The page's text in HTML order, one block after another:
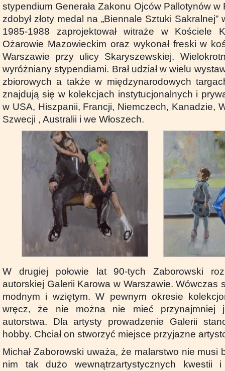
stypendium Generała Zakonu Ojców Pallotynów
zdobył złoty medal na „Biennale Sztuki
1985-1988 zaprojektował witraże w Kościele
Ożarowie Mazowieckim oraz wykonał freski w
Warszawie przy ulicy Skaryszewskiej.
wyróżniany stypendiami. Brał udział w wielu
zbiorowych a także w międzynarodowych
znajdują się w kolekcjach instytucjonalnych i
w USA, Hiszpanii, Francji, Niemczech, Kanadzie,
Szwecji , Australii i we Włoszech.
W drugiej połowie lat 90-tych Zaborowski
autorskiej Galerii Karowa w Warszawie. Wówczas
modnym i wziętym. W pewnym okresie
wręcz, że nie można nie mieć przynajmniej
autorstwa. Dla artysty prowadzenie Galerii
hobby. Chciał on stworzyć miejsce przyjazne
Michał Zaborowski uważa, że malarstwo nie musi
nim tak dużo wewnątrzartystycznych kwestii